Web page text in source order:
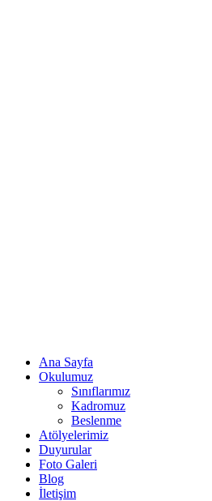
Ana Sayfa
Okulumuz
Sınıflarımız
Kadromuz
Beslenme
Atölyelerimiz
Duyurular
Foto Galeri
Blog
İletişim